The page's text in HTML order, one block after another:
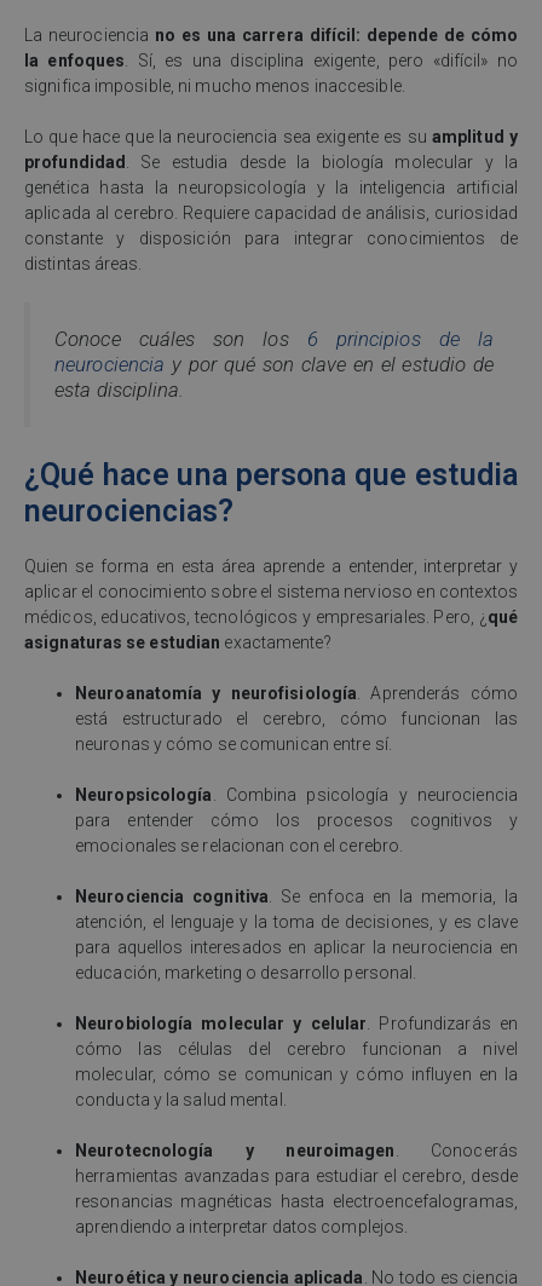
La neurociencia no es una carrera difícil: depende de cómo
la enfoques. Sí, es una disciplina exigente, pero «difícil» no
significa imposible, ni mucho menos inaccesible.
Lo que hace que la neurociencia sea exigente es su amplitud y
profundidad . Se estudia desde la biología molecular y la
genética hasta la neuropsicología y la inteligencia artificial
aplicada al cerebro. Requiere capacidad de análisis, curiosidad
constante y disposición para integrar conocimientos de
distintas áreas.
Conoce cuáles son los 6 principios de la
neurociencia y por qué son clave en el estudio de
esta disciplina.
¿Qué hace una persona que estudia
neurociencias?
Quien se forma en esta área aprende a entender, interpretar y
aplicar el conocimiento sobre el sistema nervioso en contextos
médicos, educativos, tecnológicos y empresariales. Pero, ¿ qué
asignaturas se estudian exactamente?
Neuroanatomía y neurofisiología. Aprenderás cómo
está estructurado el cerebro, cómo funcionan las
neuronas y cómo se comunican entre sí.
Neuropsicología. Combina psicología y neurociencia
para entender cómo los procesos cognitivos y
emocionales se relacionan con el cerebro.
Neurociencia cognitiva. Se enfoca en la memoria, la
atención, el lenguaje y la toma de decisiones, y es clave
para aquellos interesados en aplicar la neurociencia en
educación, marketing o desarrollo personal.
Neurobiología molecular y celular. Profundizarás en
cómo las células del cerebro funcionan a nivel
molecular, cómo se comunican y cómo influyen en la
conducta y la salud mental.
Neurotecnología y neuroimagen. Conocerás
herramientas avanzadas para estudiar el cerebro, desde
resonancias magnéticas hasta electroencefalogramas,
aprendiendo a interpretar datos complejos.
Neuroética y neurociencia aplicada. No todo es ciencia